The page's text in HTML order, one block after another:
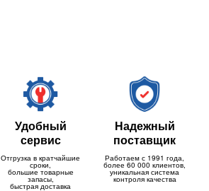
Удобный
сервис
Отгрузка в кратчайшие
сроки,
большие товарные
запасы,
быстрая доставка
Надежный
поставщик
Работаем с 1991 года,
более 60 000 клиентов,
уникальная система
контроля качества